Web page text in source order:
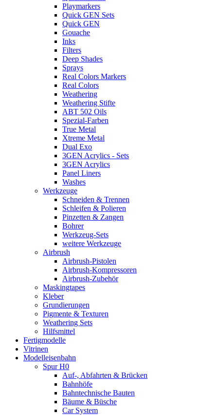
Playmarkers
Quick GEN Sets
Quick GEN
Gouache
Inks
Filters
Deep Shades
Sprays
Real Colors Markers
Real Colors
Weathering
Weathering Stifte
ABT 502 Oils
Spezial-Farben
True Metal
Xtreme Metal
Dual Exo
3GEN Acrylics - Sets
3GEN Acrylics
Panel Liners
Washes
Werkzeuge
Schneiden & Trennen
Schleifen & Polieren
Pinzetten & Zangen
Bohrer
Werkzeug-Sets
weitere Werkzeuge
Airbrush
Airbrush-Pistolen
Airbrush-Kompressoren
Airbrush-Zubehör
Maskingtapes
Kleber
Grundierungen
Pigmente & Texturen
Weathering Sets
Hilfsmittel
Fertigmodelle
Vitrinen
Modelleisenbahn
Spur H0
Auf-, Abfahrten & Brücken
Bahnhöfe
Bahntechnische Bauten
Bäume & Büsche
Car System